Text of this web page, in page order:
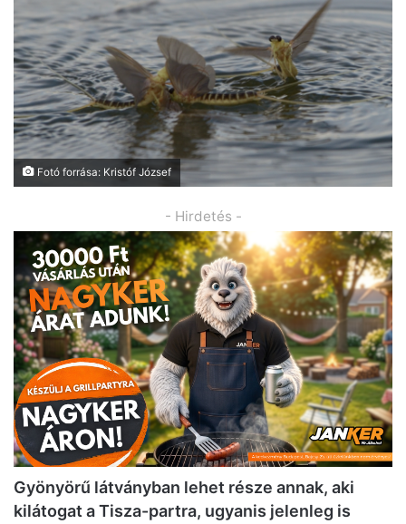
Fotó forrása: Kristóf József
- Hirdetés -
Gyönyörű látványban lehet része annak, aki
kilátogat a Tisza-partra, ugyanis jelenleg is